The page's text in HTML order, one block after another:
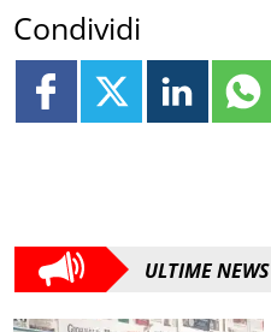
Condividi
ULTIME NEWS